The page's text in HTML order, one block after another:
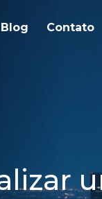
Blog Contato